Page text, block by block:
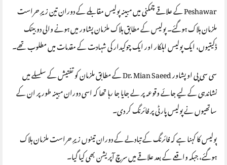
Peshawar کے علاقے چمکنی میں مبینہ پولیس مقابلے کے دوران تین زیرِ حراست
ملزمان ہلاک ہوگئے۔ پولیس کے مطابق ہلاک ملزمان پشاور میں ہونے والی دو بینک
ڈکیتیوں، ایک پولیس اہلکار اور ایک چوکیدار کی شہادت کے مقدمات میں مطلوب تھے۔
سی سی پی او پشاور Dr. Mian Saeed کے مطابق ملزمان کو تفتیش کے سلسلے میں
نشاندہی کے لیے جائے وقوعہ پر لے جایا جا رہا تھا کہ اسی دوران مبینہ طور پر ان کے
ساتھیوں نے پولیس پارٹی پر فائرنگ کر دی۔
پولیس کا کہنا ہے کہ فائرنگ کے تبادلے کے دوران تینوں زیرِ حراست ملزمان ہلاک
ہوگئے، جبکہ واقعے کے بعد علاقے میں سرچ آپریشن بھی کیا گیا۔